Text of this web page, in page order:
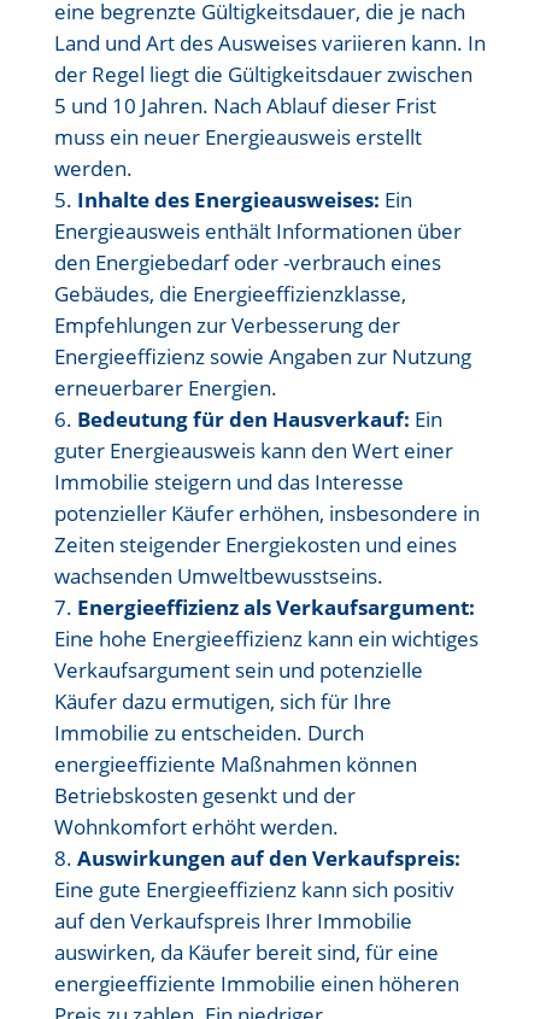
eine begrenzte Gültigkeitsdauer, die je nach
Land und Art des Ausweises variieren kann. In
der Regel liegt die Gültigkeitsdauer zwischen
5 und 10 Jahren. Nach Ablauf dieser Frist
muss ein neuer Energieausweis erstellt
werden.
Inhalte des Energieausweises: Ein
Energieausweis enthält Informationen über
den Energiebedarf oder -verbrauch eines
Gebäudes, die Energieeffizienzklasse,
Empfehlungen zur Verbesserung der
Energieeffizienz sowie Angaben zur Nutzung
erneuerbarer Energien.
Bedeutung für den Hausverkauf: Ein
guter Energieausweis kann den Wert einer
Immobilie steigern und das Interesse
potenzieller Käufer erhöhen, insbesondere in
Zeiten steigender Energiekosten und eines
wachsenden Umweltbewusstseins.
Energieeffizienz als Verkaufsargument:
Eine hohe Energieeffizienz kann ein wichtiges
Verkaufsargument sein und potenzielle
Käufer dazu ermutigen, sich für Ihre
Immobilie zu entscheiden. Durch
energieeffiziente Maßnahmen können
Betriebskosten gesenkt und der
Wohnkomfort erhöht werden.
Auswirkungen auf den Verkaufspreis:
Eine gute Energieeffizienz kann sich positiv
auf den Verkaufspreis Ihrer Immobilie
auswirken, da Käufer bereit sind, für eine
energieeffiziente Immobilie einen höheren